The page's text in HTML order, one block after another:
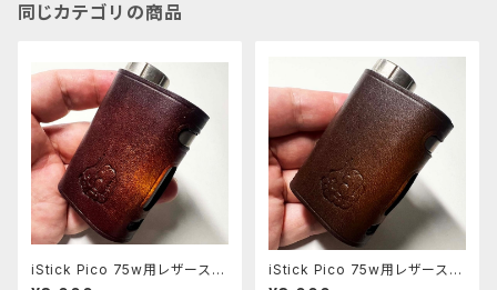
同じカテゴリの商品
iStick Pico 75w用レザースリ
ーブ [408-pc]
iStick Pico 75w用レザースリ
ーブ [406-pc]